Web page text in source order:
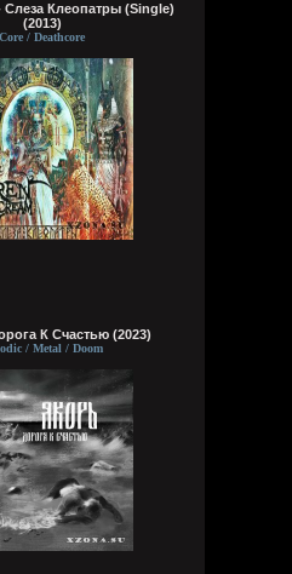
60
Слеза Клеопатры (Single)
(2013)
Core / Deathcore
К Счастью (2023)
/ Metal / Doom